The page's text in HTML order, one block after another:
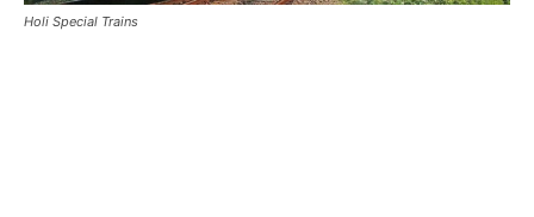
Holi Special Trains